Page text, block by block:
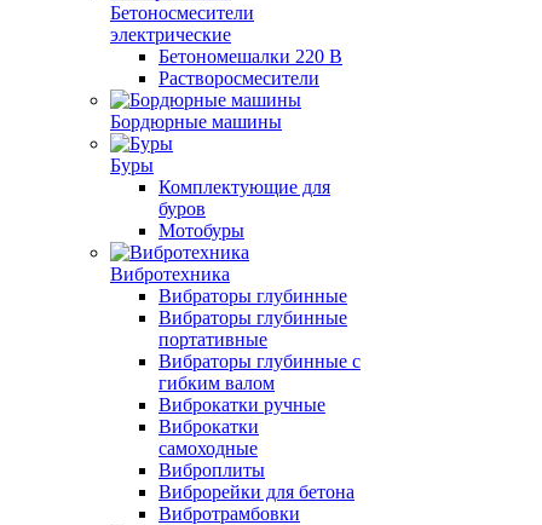
Бетоносмесители
электрические
Бетономешалки 220 В
Растворосмесители
Бордюрные машины
Буры
Комплектующие для
буров
Мотобуры
Вибротехника
Вибраторы глубинные
Вибраторы глубинные
портативные
Вибраторы глубинные с
гибким валом
Виброкатки ручные
Виброкатки
самоходные
Виброплиты
Виброрейки для бетона
Вибротрамбовки